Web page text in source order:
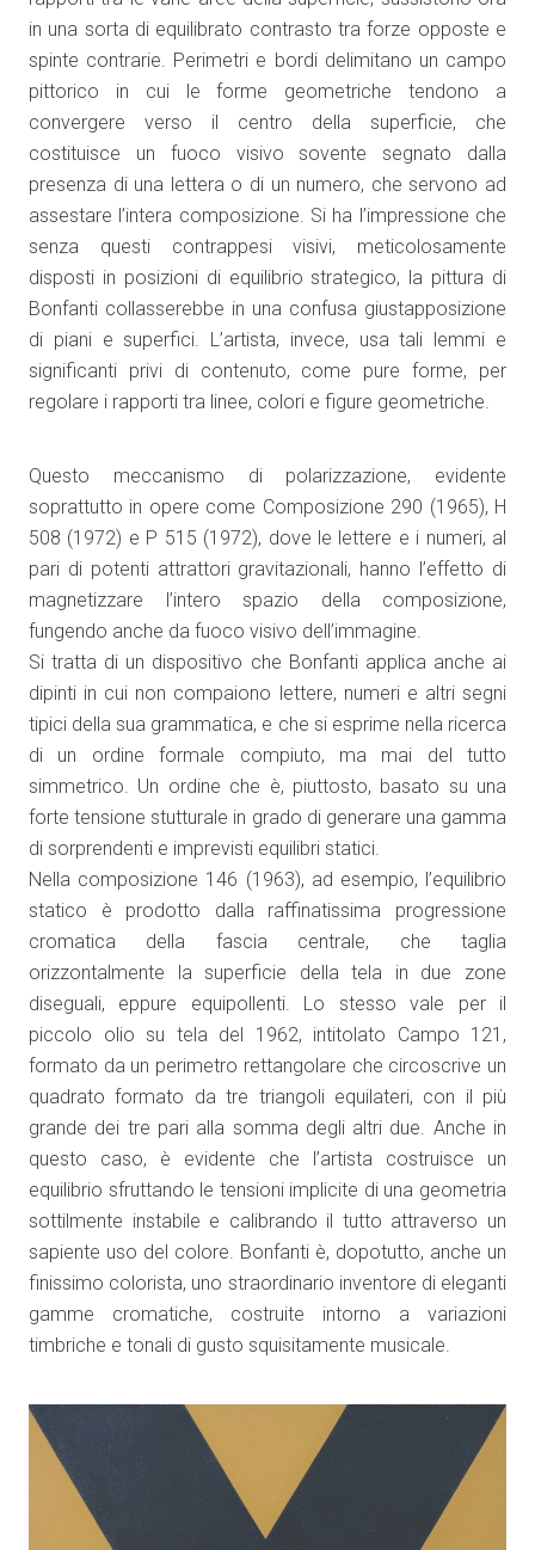
in una sorta di equilibrato contrasto tra forze opposte e
spinte contrarie. Perimetri e bordi delimitano un campo
pittorico in cui le forme geometriche tendono a
convergere verso il centro della superficie, che
costituisce un fuoco visivo sovente segnato dalla
presenza di una lettera o di un numero, che servono ad
assestare l’intera composizione. Si ha l’impressione che
senza questi contrappesi visivi, meticolosamente
disposti in posizioni di equilibrio strategico, la pittura di
Bonfanti collasserebbe in una confusa giustapposizione
di piani e superfici. L’artista, invece, usa tali lemmi e
significanti privi di contenuto, come pure forme, per
regolare i rapporti tra linee, colori e figure geometriche.
Questo meccanismo di polarizzazione, evidente
soprattutto in opere come Composizione 290 (1965), H
508 (1972) e P 515 (1972), dove le lettere e i numeri, al
pari di potenti attrattori gravitazionali, hanno l’effetto di
magnetizzare l’intero spazio della composizione,
fungendo anche da fuoco visivo dell’immagine.
Si tratta di un dispositivo che Bonfanti applica anche ai
dipinti in cui non compaiono lettere, numeri e altri segni
tipici della sua grammatica, e che si esprime nella ricerca
di un ordine formale compiuto, ma mai del tutto
simmetrico. Un ordine che è, piuttosto, basato su una
forte tensione stutturale in grado di generare una gamma
di sorprendenti e imprevisti equilibri statici.
Nella composizione 146 (1963), ad esempio, l’equilibrio
statico è prodotto dalla raffinatissima progressione
cromatica della fascia centrale, che taglia
orizzontalmente la superficie della tela in due zone
diseguali, eppure equipollenti. Lo stesso vale per il
piccolo olio su tela del 1962, intitolato Campo 121,
formato da un perimetro rettangolare che circoscrive un
quadrato formato da tre triangoli equilateri, con il più
grande dei tre pari alla somma degli altri due. Anche in
questo caso, è evidente che l’artista costruisce un
equilibrio sfruttando le tensioni implicite di una geometria
sottilmente instabile e calibrando il tutto attraverso un
sapiente uso del colore. Bonfanti è, dopotutto, anche un
finissimo colorista, uno straordinario inventore di eleganti
gamme cromatiche, costruite intorno a variazioni
timbriche e tonali di gusto squisitamente musicale.